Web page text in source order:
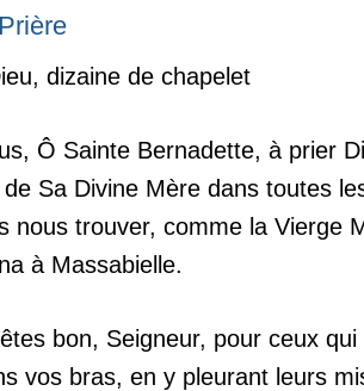
dizaine de chapelet
Ô Sainte Bernadette, à prier
de Sa Divine Mère dans toutes
nous trouver, comme la Vierge
à Massabielle.
bon, Seigneur, pour ceux
vos bras, en y pleurant leurs